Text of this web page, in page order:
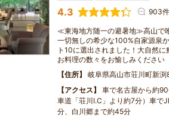
4.3 903件
≪東海地方随一の避暑地≫高山で
一切無しの希少な100%自家源泉
ト10に選出されました！大自然
お料理の数々をお愉しみください
住所
岐阜県高山市荘川町新
アクセス
車で名古屋から約
車道「荘川I.C」より約7分）車で
分、白川郷まで約45分